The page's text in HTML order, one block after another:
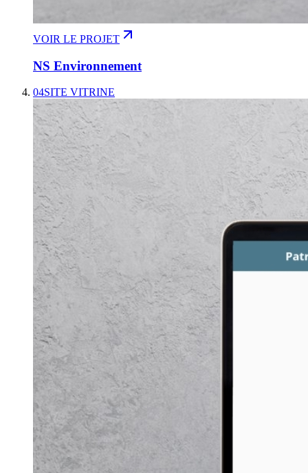
VOIR LE PROJET
NS Environnement
04SITE VITRINE